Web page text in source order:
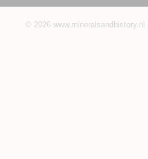
© 2026 www.mineralsandhistory.nl